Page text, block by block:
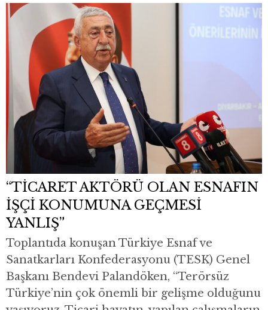
“TİCARET AKTÖRÜ OLAN ESNAFIN
İŞÇİ KONUMUNA GEÇMESİ
YANLIŞ”
Toplantıda konuşan Türkiye Esnaf ve
Sanatkarları Konfederasyonu (TESK) Genel
Başkanı Bendevi Palandöken, “Terörsüz
Türkiye’nin çok önemli bir gelişme olduğunu